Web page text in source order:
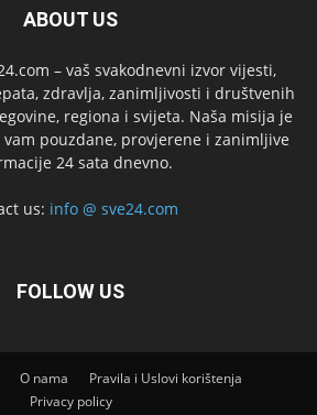
ABOUT US
– vaš svakodnevni izvor vijesti,
zdravlja, zanimljivosti i društvenih
regiona i svijeta. Naša misija je
pouzdane, provjerene i zanimljive
24 sata dnevno.
us: info @ sve24.com
FOLLOW US
O nama
Pravila i Uslovi korištenja
Privacy policy